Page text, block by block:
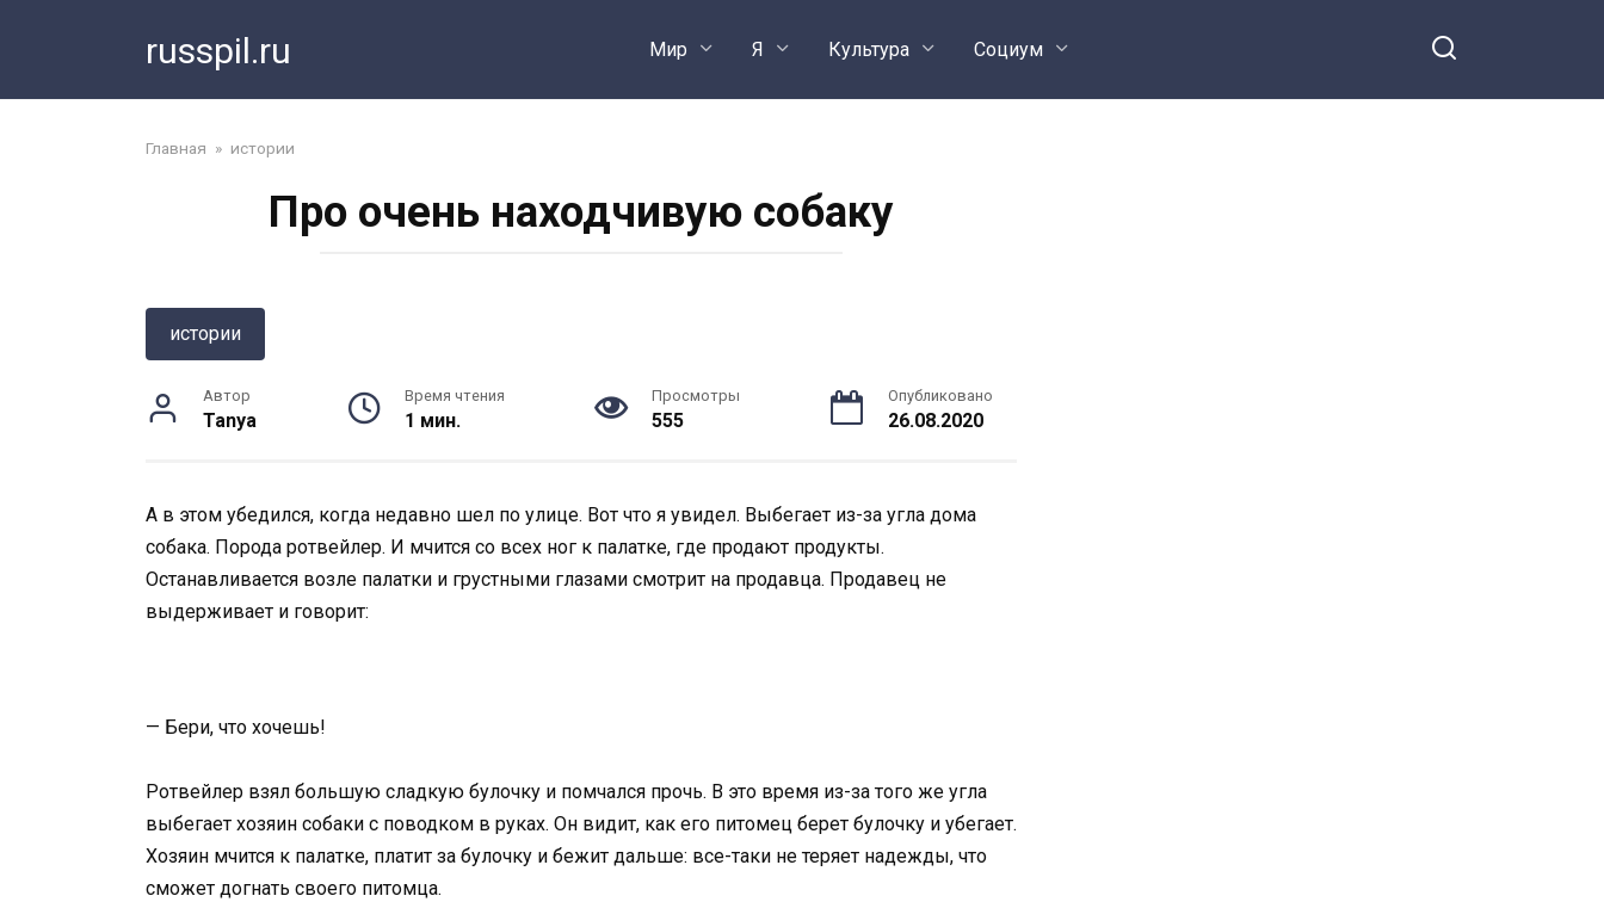
russpil.ru Мир Я Культура Социум
Главная » истории
Про очень находчивую собаку
истории
Автор
Tanya
Время чтения
1 мин.
Просмотры
555
Опубликовано
26.08.2020
А в этом убедился, когда недавно шел по улице. Вот что я увидел. Выбегает из-за угла дома
собака. Порода ротвейлер. И мчится со всех ног к палатке, где продают продукты.
Останавливается возле палатки и грустными глазами смотрит на продавца. Продавец не
выдерживает и говорит:
— Бери, что хочешь!
Ротвейлер взял большую сладкую булочку и помчался прочь. В это время из-за того же угла
выбегает хозяин собаки с поводком в руках. Он видит, как его питомец берет булочку и убегает.
Хозяин мчится к палатке, платит за булочку и бежит дальше: все-таки не теряет надежды, что
сможет догнать своего питомца.